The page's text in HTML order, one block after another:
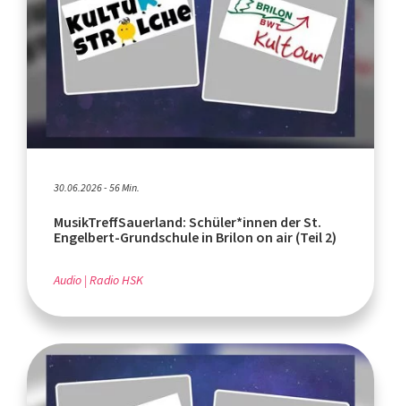
30.06.2026 - 56 Min.
MusikTreffSauerland: Schüler*innen der St.
Engelbert-Grundschule in Brilon on air (Teil 2)
Audio Radio HSK